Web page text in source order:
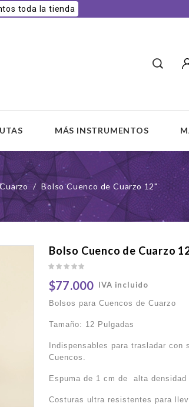
toda la tienda
MÁS INSTRUMENTOS
Bolso Cuenco de Cuarzo 12"
Bolso Cuenco de Cuarzo
$77.000 IVA incluido
Bolsos para Cuencos de Cuarzo
Tamaño: 12 Pulgadas
Indispensables para trasladar con
Cuencos.
Espuma de 1 cm de alta densidad
Costuras ultra resistentes para